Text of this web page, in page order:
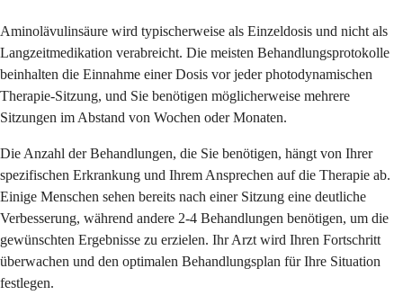
Aminolävulinsäure wird typischerweise als Einzeldosis und nicht als
Langzeitmedikation verabreicht. Die meisten Behandlungsprotokolle
beinhalten die Einnahme einer Dosis vor jeder photodynamischen
Therapie-Sitzung, und Sie benötigen möglicherweise mehrere
Sitzungen im Abstand von Wochen oder Monaten.
Die Anzahl der Behandlungen, die Sie benötigen, hängt von Ihrer
spezifischen Erkrankung und Ihrem Ansprechen auf die Therapie ab.
Einige Menschen sehen bereits nach einer Sitzung eine deutliche
Verbesserung, während andere 2-4 Behandlungen benötigen, um die
gewünschten Ergebnisse zu erzielen. Ihr Arzt wird Ihren Fortschritt
überwachen und den optimalen Behandlungsplan für Ihre Situation
festlegen.